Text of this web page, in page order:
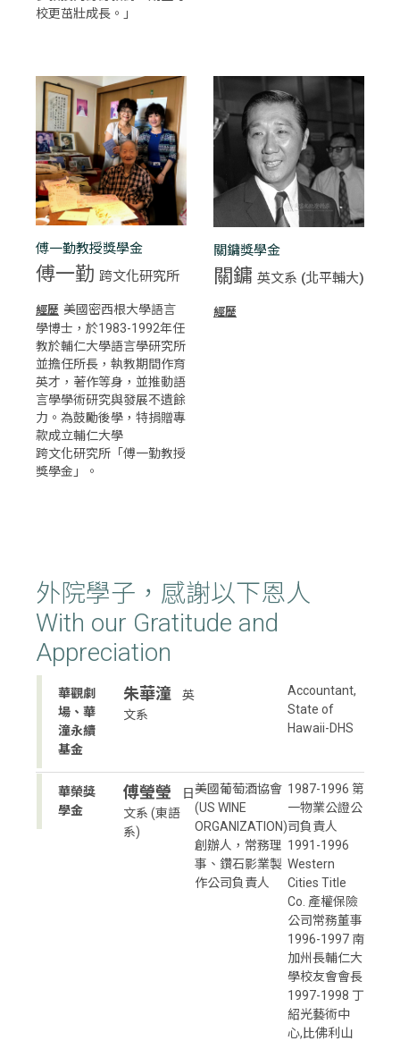
校更茁壯成長。」
傅一勤教授獎學金
傅一勤 跨文化研究所
經歷 美國密西根大學語言
學博士，於1983-1992年任
教於輔仁大學語言學研究所
並擔任所長，執教期間作育
英才，著作等身，並推動語
言學學術研究與發展不遺餘
力。為鼓勵後學，特捐贈專
款成立輔仁大學
跨文化研究所「傅一勤教授
獎學金」。
關鏞獎學金
關鏞 英文系 (北平輔大)
經歷
外院學子，感謝以下恩人
With our Gratitude and
Appreciation
華觀劇
場、華
潼永續
基金
朱華潼
英
文系
Accountant,
State of
Hawaii-DHS
華榮獎
學金
傅瑩瑩
日
文系 (東語
系)
美國葡萄酒協會
(US WINE
ORGANIZATION)
創辦人，常務理
事、鑽石影業製
作公司負責人
1987-1996 第
一物業公證公
司負責人
1991-1996
Western
Cities Title
Co. 產權保險
公司常務董事
1996-1997 南
加州長輔仁大
學校友會會長
1997-1998 丁
紹光藝術中
心,比佛利山